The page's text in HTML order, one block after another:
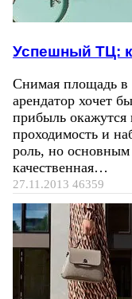
Успешный ТЦ:
Снимая площадь в
арендатор хочет
прибыль
проходимость и
роль, но
качественная…
27.11.2013 46359